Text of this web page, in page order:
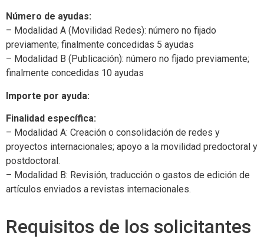
Número de ayudas:
– Modalidad A (Movilidad Redes): número no fijado
previamente; finalmente concedidas 5 ayudas
– Modalidad B (Publicación): número no fijado previamente;
finalmente concedidas 10 ayudas
Importe por ayuda:
Finalidad específica:
– Modalidad A: Creación o consolidación de redes y
proyectos internacionales; apoyo a la movilidad predoctoral y
postdoctoral.
– Modalidad B: Revisión, traducción o gastos de edición de
artículos enviados a revistas internacionales.
Requisitos de los solicitantes